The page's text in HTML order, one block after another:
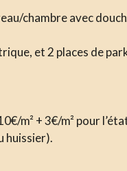
chambre avec
et 2 places de
m² + 3€/m² pour
huissier).